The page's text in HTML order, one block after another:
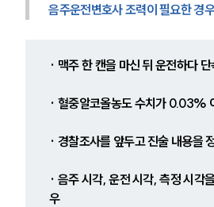
음주운전변호사 조력이 필요한 경우
· 맥주 한 캔을 마신 뒤 운전하다
· 혈중알코올농도 수치가 0.03%
· 경찰조사를 앞두고 진술 내용을
· 음주 시각, 운전 시각, 측정 시각
우